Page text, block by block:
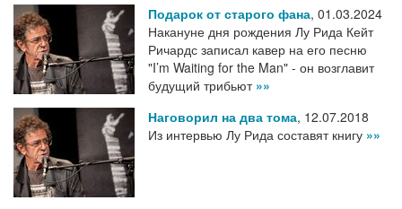
Подарок от старого фана, 01.03.2024
Накануне дня рождения Лу Рида Кейт
Ричардс записал кавер на его песню
"I’m Waiting for the Man" - он возглавит
будущий трибьют »»
Наговорил на два тома, 12.07.2018
Из интервью Лу Рида составят книгу »»